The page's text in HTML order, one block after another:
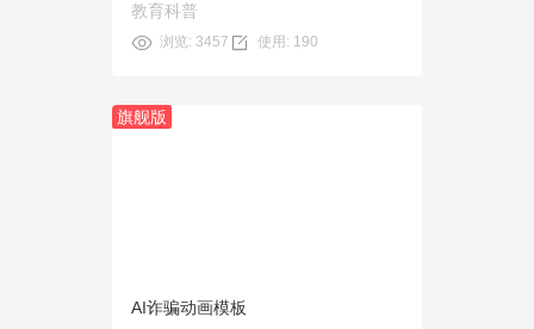
教育科普
浏览: 3457 使用: 190
旗舰版
AI诈骗动画模板